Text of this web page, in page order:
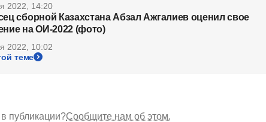
2022, 14:20
сборной Казахстана Абзал Ажгалиев оценил свое
на ОИ-2022 (фото)
2022, 10:02
теме
публикации?Сообщите нам об этом.